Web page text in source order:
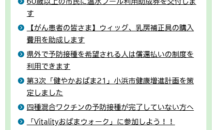
す
【がん患者の皆さま】ウィッグ、乳房補正具の購入
費用を助成します
県外で予防接種を希望される人は償還払いの制度を
利用できます
第3次「健やかおばま21」小浜市健康増進計画を策
定しました
四種混合ワクチンの予防接種が完了していない方へ
「Vitalityおばまウォーク」に参加しよう！！